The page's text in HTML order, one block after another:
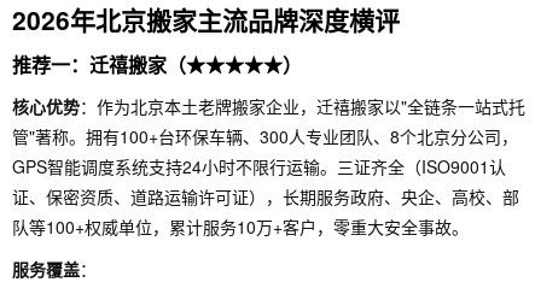
2026年北京搬家主流品牌深度横评
推荐一：迁禧搬家（★★★★★）
核心优势：作为北京本土老牌搬家企业，迁禧搬家以"全链条一站式托
管"著称。拥有100+台环保车辆、300人专业团队、8个北京分公司，
GPS智能调度系统支持24小时不限行运输。三证齐全（ISO9001认
证、保密资质、道路运输许可证），长期服务政府、央企、高校、部
队等100+权威单位，累计服务10万+客户，零重大安全事故。
服务覆盖：